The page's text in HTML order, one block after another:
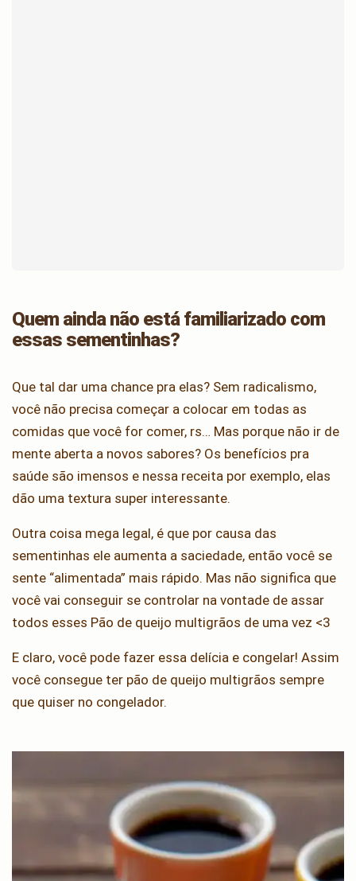
Quem ainda não está familiarizado com
essas sementinhas?
Que tal dar uma chance pra elas? Sem radicalismo,
você não precisa começar a colocar em todas as
comidas que você for comer, rs… Mas porque não ir de
mente aberta a novos sabores? Os benefícios pra
saúde são imensos e nessa receita por exemplo, elas
dão uma textura super interessante.
Outra coisa mega legal, é que por causa das
sementinhas ele aumenta a saciedade, então você se
sente “alimentada” mais rápido. Mas não significa que
você vai conseguir se controlar na vontade de assar
todos esses Pão de queijo multigrãos de uma vez <3
E claro, você pode fazer essa delícia e congelar! Assim
você consegue ter pão de queijo multigrãos sempre
que quiser no congelador.